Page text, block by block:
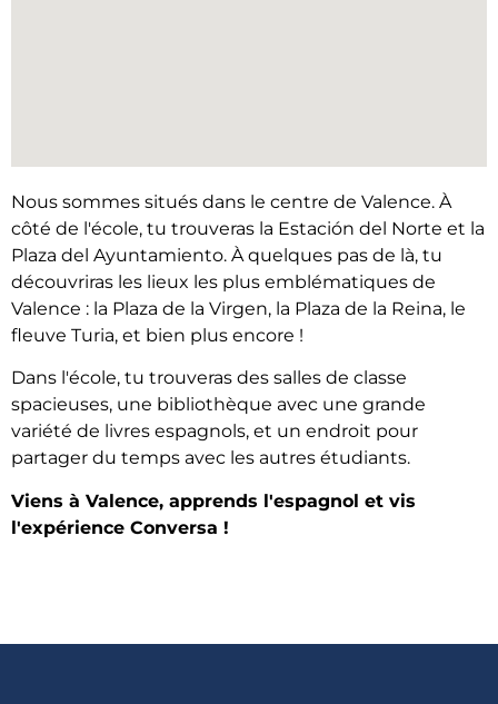
Nous sommes situés dans le centre de Valence. À
côté de l'école, tu trouveras la Estación del Norte et la
Plaza del Ayuntamiento. À quelques pas de là, tu
découvriras les lieux les plus emblématiques de
Valence : la Plaza de la Virgen, la Plaza de la Reina, le
fleuve Turia, et bien plus encore !
Dans l'école, tu trouveras des salles de classe
spacieuses, une bibliothèque avec une grande
variété de livres espagnols, et un endroit pour
partager du temps avec les autres étudiants.
Viens à Valence, apprends l'espagnol et vis
l'expérience Conversa !